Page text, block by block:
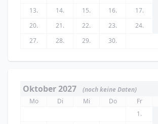
13.
14. 15. 16. 17.
20.
21. 22. 23. 24.
27.
28. 29. 30.
Oktober 2027
(noch keine Daten)
Mo
Di Mi Do Fr
1.